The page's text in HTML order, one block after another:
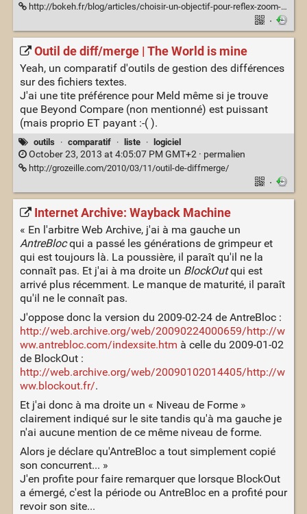
http://bokeh.fr/blog/articles/choisir-un-objectif-pour-reflex-zoom-ou-focale-fixe/
·
Outil de diff/merge | The World is mine
Yeah, un comparatif d'outils de gestion des différences
sur des fichiers textes.
J'ai une tite préférence pour Meld même si je trouve
que Beyond Compare (non mentionné) est puissant
(mais proprio ET payant :-( ).
outils · comparatif · liste · logiciel
October 23, 2013 at 4:05:07 PM GMT+2 · permalien
http://grozeille.com/2010/03/11/outil-de-diffmerge/
·
Internet Archive: Wayback Machine
« En l'arbitre Web Archive, j'ai à ma gauche un
AntreBlocqui a passé les générations de grimpeur et
qui est toujours là. La poussière, il paraît qu'il ne la
connaît pas. Et j'ai à ma droite un BlockOutqui est
arrivé plus récemment. Le manque de maturité, il paraît
qu'il ne le connaît pas.
J'oppose donc la version du 2009-02-24 de AntreBloc :
http://web.archive.org/web/20090224000659/http://w
ww.antrebloc.com/indexsite.htm à celle du 2009-01-02
de BlockOut :
http://web.archive.org/web/20090102014405/http://w
ww.blockout.fr/.
Et j'ai donc à ma droite un « Niveau de Forme »
clairement indiqué sur le site tandis qu'à ma gauche je
n'ai aucune mention de ce même niveau de forme.
Alors je déclare qu'AntreBloc a tout simplement copié
son concurrent... »
J'en profite pour faire remarquer que lorsque BlockOut
a émergé, c'est la période ou AntreBloc en a profité pour
revoir son site...